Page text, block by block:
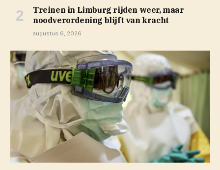
Treinen in Limburg rijden weer, maar
noodverordening blijft van kracht
augustus 6, 2026